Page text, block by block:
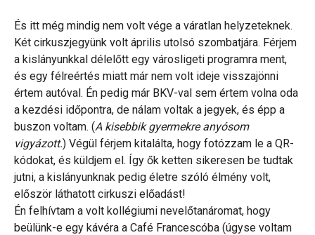
És itt még mindig nem volt vége a váratlan helyzeteknek.
Két cirkuszjegyünk volt április utolsó szombatjára. Férjem
a kislányunkkal délelőtt egy városligeti programra ment,
és egy félreértés miatt már nem volt ideje visszajönni
értem autóval. Én pedig már BKV-val sem értem volna oda
a kezdési időpontra, de nálam voltak a jegyek, és épp a
buszon voltam. (A kisebbik gyermekre anyósom
vigyázott.) Végül férjem kitalálta, hogy fotózzam le a QR-
kódokat, és küldjem el. Így ők ketten sikeresen be tudtak
jutni, a kislányunknak pedig életre szóló élmény volt,
először láthatott cirkuszi előadást!
Én felhívtam a volt kollégiumi nevelőtanáromat, hogy
beülünk-e egy kávéra a Café Francescóba (úgyse voltam